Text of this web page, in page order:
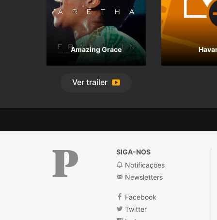
Amazing Grace
Ver trailer
Público
SIGA-NOS
Notificações
Newsletters
Facebook
Twitter